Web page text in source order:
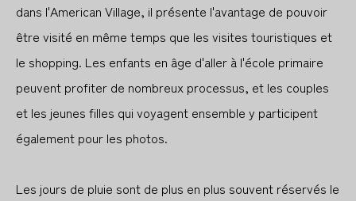
dans l'American Village, il présente l'avantage de pouvoir
être visité en même temps que les visites touristiques et
le shopping. Les enfants en âge d'aller à l'école primaire
peuvent profiter de nombreux processus, et les couples
et les jeunes filles qui voyagent ensemble y participent
également pour les photos.
Les jours de pluie sont de plus en plus souvent réservés le